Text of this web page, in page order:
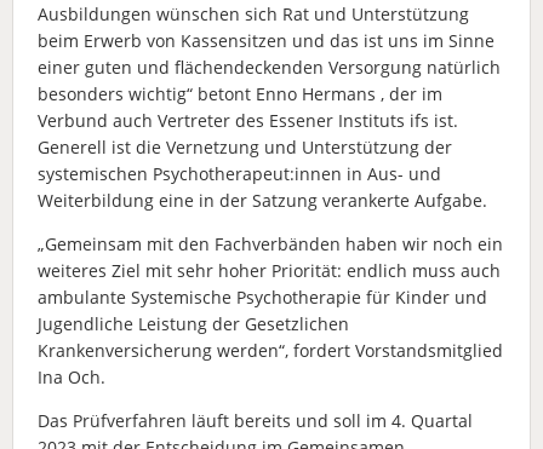
Ausbildungen wünschen sich Rat und Unterstützung
beim Erwerb von Kassensitzen und das ist uns im Sinne
einer guten und flächendeckenden Versorgung natürlich
besonders wichtig“ betont Enno Hermans , der im
Verbund auch Vertreter des Essener Instituts ifs ist.
Generell ist die Vernetzung und Unterstützung der
systemischen Psychotherapeut:innen in Aus- und
Weiterbildung eine in der Satzung verankerte Aufgabe.
„Gemeinsam mit den Fachverbänden haben wir noch ein
weiteres Ziel mit sehr hoher Priorität: endlich muss auch
ambulante Systemische Psychotherapie für Kinder und
Jugendliche Leistung der Gesetzlichen
Krankenversicherung werden“, fordert Vorstandsmitglied
Ina Och.
Das Prüfverfahren läuft bereits und soll im 4. Quartal